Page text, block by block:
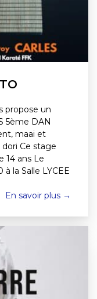
propose un
5ème DAN
maai et
Ce stage
14 ans Le
la Salle LYCEE
En savoir plus →